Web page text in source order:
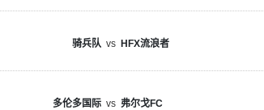
骑兵队 vs HFX流浪者
多伦多国际 vs 弗尔戈FC